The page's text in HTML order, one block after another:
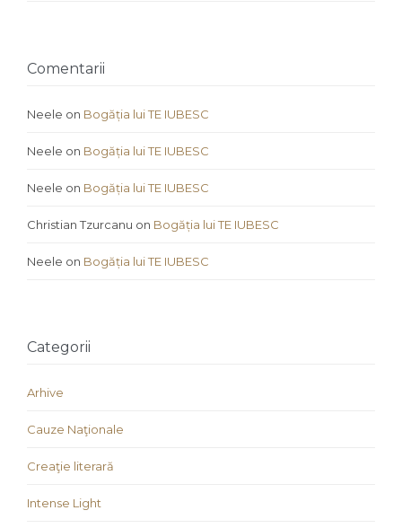
Comentarii
Neele on Bogăția lui TE IUBESC
Neele on Bogăția lui TE IUBESC
Neele on Bogăția lui TE IUBESC
Christian Tzurcanu on Bogăția lui TE IUBESC
Neele on Bogăția lui TE IUBESC
Categorii
Arhive
Cauze Naţionale
Creaţie literară
Intense Light